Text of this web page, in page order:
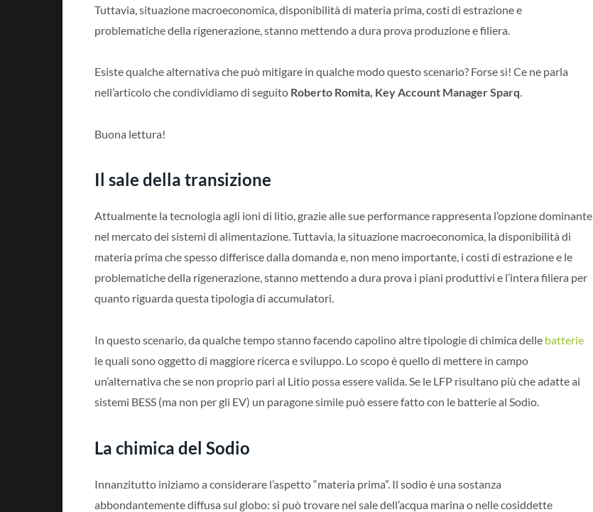
Tuttavia, situazione macroeconomica, disponibilità di materia prima, costi di estrazione e
problematiche della rigenerazione, stanno mettendo a dura prova produzione e filiera.
Esiste qualche alternativa che può mitigare in qualche modo questo scenario? Forse sì! Ce ne parla
nell’articolo che condividiamo di seguito Roberto Romita, Key Account Manager Sparq.
Buona lettura!
Il sale della transizione
Attualmente la tecnologia agli ioni di litio, grazie alle sue performance rappresenta l’opzione dominante
nel mercato dei sistemi di alimentazione. Tuttavia, la situazione macroeconomica, la disponibilità di
materia prima che spesso differisce dalla domanda e, non meno importante, i costi di estrazione e le
problematiche della rigenerazione, stanno mettendo a dura prova i piani produttivi e l’intera filiera per
quanto riguarda questa tipologia di accumulatori.
In questo scenario, da qualche tempo stanno facendo capolino altre tipologie di chimica delle batterie
le quali sono oggetto di maggiore ricerca e sviluppo. Lo scopo è quello di mettere in campo
un’alternativa che se non proprio pari al Litio possa essere valida. Se le LFP risultano più che adatte ai
sistemi BESS (ma non per gli EV) un paragone simile può essere fatto con le batterie al Sodio.
La chimica del Sodio
Innanzitutto iniziamo a considerare l’aspetto “materia prima”. Il sodio è una sostanza
abbondantemente diffusa sul globo: si può trovare nel sale dell’acqua marina o nelle cosiddette